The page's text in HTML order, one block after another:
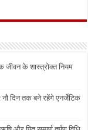
जीवन के शास्त्रोक्त नियम
नौ दिन तक बने रहेंगे एनर्जेटिक